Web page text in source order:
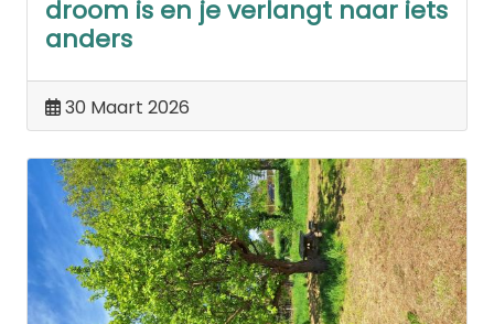
droom is en je verlangt naar iets
anders
30 Maart 2026